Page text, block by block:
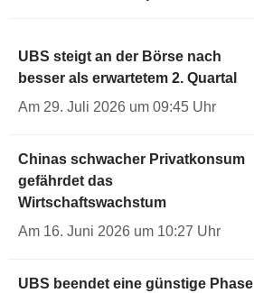
UBS steigt an der Börse nach
besser als erwartetem 2. Quartal
Am 29. Juli 2026 um 09:45 Uhr
Chinas schwacher Privatkonsum
gefährdet das
Wirtschaftswachstum
Am 16. Juni 2026 um 10:27 Uhr
UBS beendet eine günstige Phase